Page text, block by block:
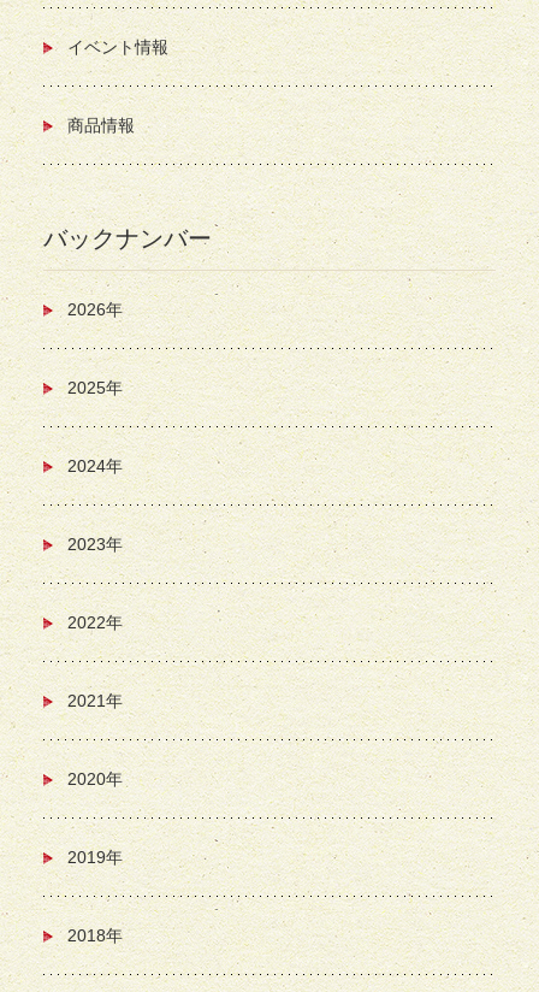
イベント情報
商品情報
バックナンバー
2026年
2025年
2024年
2023年
2022年
2021年
2020年
2019年
2018年